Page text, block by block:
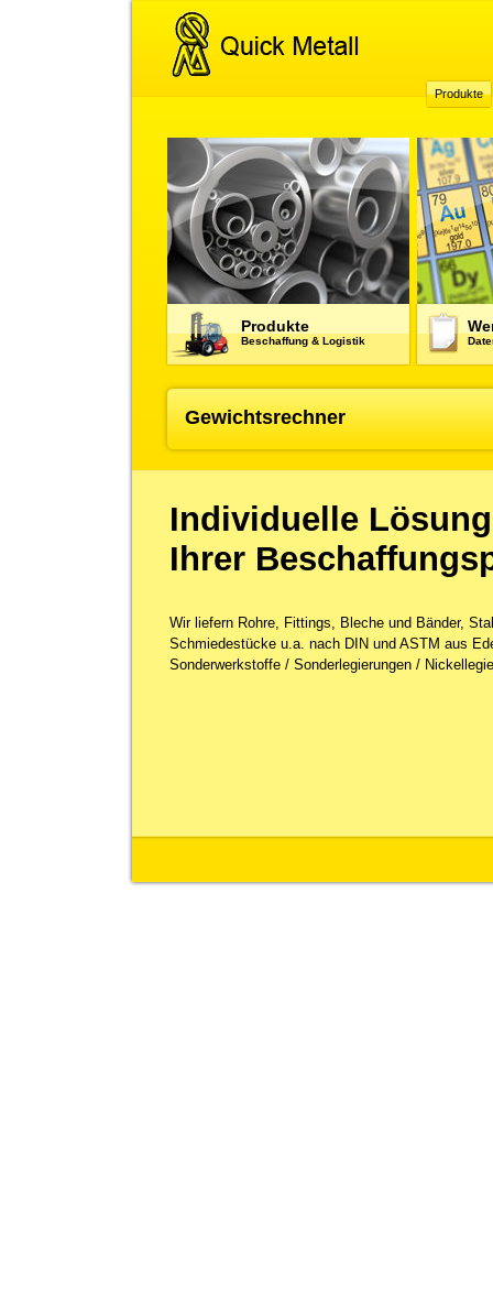
Produkte
Beschaffung & Logistik
Gewichtsrechner
Produkte
Individuelle Lösung
Ihrer
Wir liefern Rohre, Fittings, Bleche und Bänder,
Schmiedestücke u.a. nach DIN und ASTM aus
Sonderwerkstoffe / Sonderlegierungen /